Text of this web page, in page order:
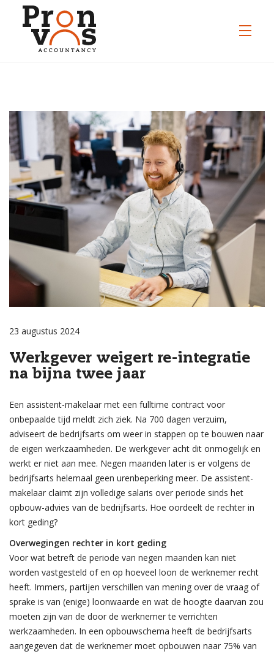
23 augustus 2024
Werkgever weigert re-integratie
na bijna twee jaar
Een assistent-makelaar met een fulltime contract voor
onbepaalde tijd meldt zich ziek. Na 700 dagen verzuim,
adviseert de bedrijfsarts om weer in stappen op te bouwen naar
de eigen werkzaamheden. De werkgever acht dit onmogelijk en
werkt er niet aan mee. Negen maanden later is er volgens de
bedrijfsarts helemaal geen urenbeperking meer. De assistent-
makelaar claimt zijn volledige salaris over periode sinds het
opbouw-advies van de bedrijfsarts. Hoe oordeelt de rechter in
kort geding?
Overwegingen rechter in kort geding
Voor wat betreft de periode van negen maanden kan niet
worden vastgesteld of en op hoeveel loon de werknemer recht
heeft. Immers, partijen verschillen van mening over de vraag of
sprake is van (enige) loonwaarde en wat de hoogte daarvan zou
moeten zijn van de door de werknemer te verrichten
werkzaamheden. In een opbouwschema heeft de bedrijfsarts
aangegeven dat de werknemer moet opbouwen naar 75% van